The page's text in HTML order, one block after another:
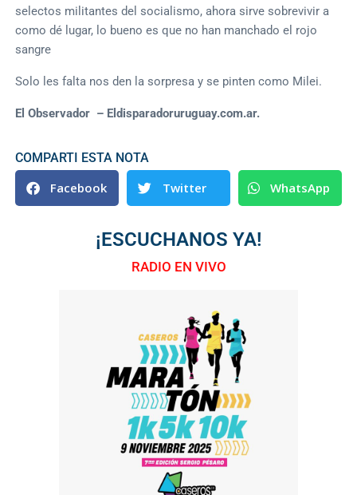
selectos militantes del socialismo, ahora sirve sobrevivir a
como dé lugar, lo bueno es que no han manchado el rojo
sangre
Solo les falta nos den la sorpresa y se pinten como Milei.
El Observador – Eldisparadoruruguay.com.ar.
COMPARTI ESTA NOTA
Facebook Twitter WhatsApp
¡ESCUCHANOS YA!
RADIO EN VIVO